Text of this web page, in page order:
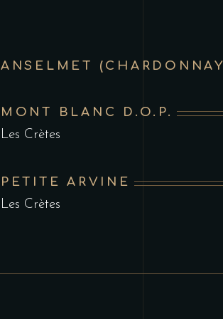
ANSELMET
MONT BLANC D.O.P.
Les Crètes
PETITE ARVINE
Les Crètes